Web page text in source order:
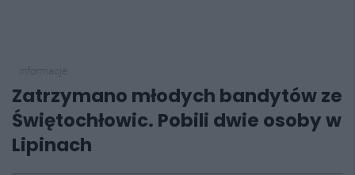
Zatrzymano młodych bandytów ze
Świętochłowic. Pobili dwie osoby w
Lipinach